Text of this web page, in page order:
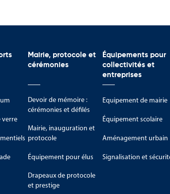
verre
Mairie, protocole et
cérémonies
Devoir de mémoire :
cérémonies et défilés
Mairie, inauguration et
protocole
Équipement pour élus
Drapeaux de protocole
et prestige
Équipements pour
collectivités et
entreprises
Equipement de mairie
Équipement scolaire
Aménagement urbain
Signalisation et